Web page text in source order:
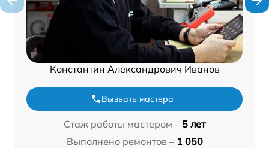
Константин Александрович Иванов
Вызвать мастера
Стаж работы мастером – 5 лет
Выполнено ремонтов – 1 050